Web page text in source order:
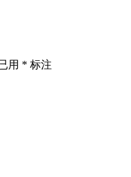
用 * 标注